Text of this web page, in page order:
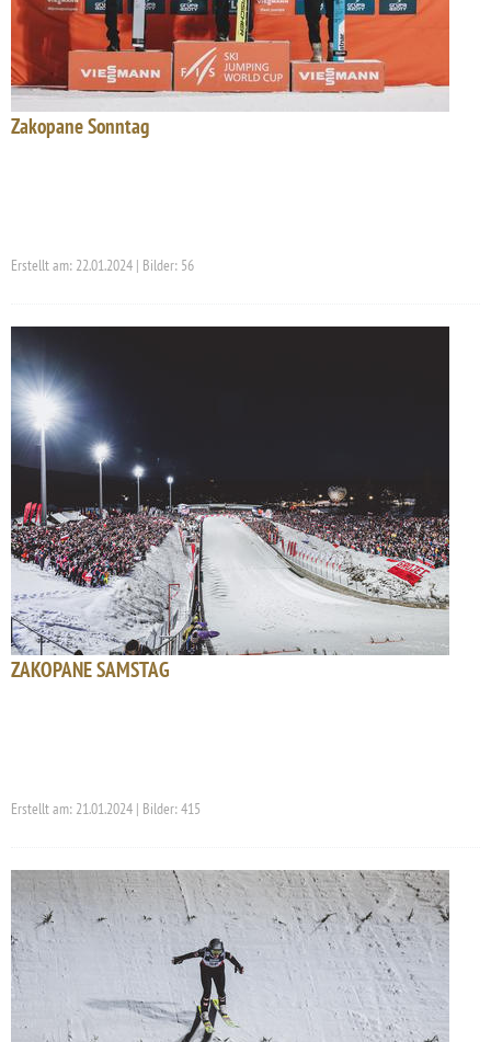
Zakopane Sonntag
Erstellt am: 22.01.2024 | Bilder: 56
ZAKOPANE SAMSTAG
Erstellt am: 21.01.2024 | Bilder: 415